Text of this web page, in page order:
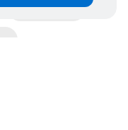
Магазины